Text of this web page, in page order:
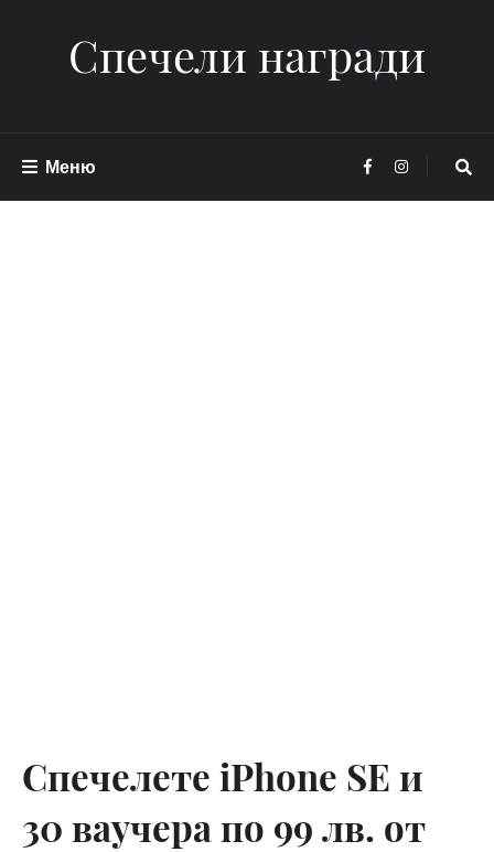
Спечели награди
Меню
Спечелете iPhone SE и
30 ваучера по 99 лв. от